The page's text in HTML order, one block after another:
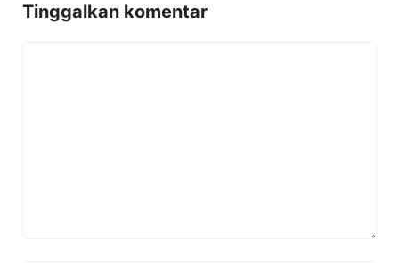
Tinggalkan komentar